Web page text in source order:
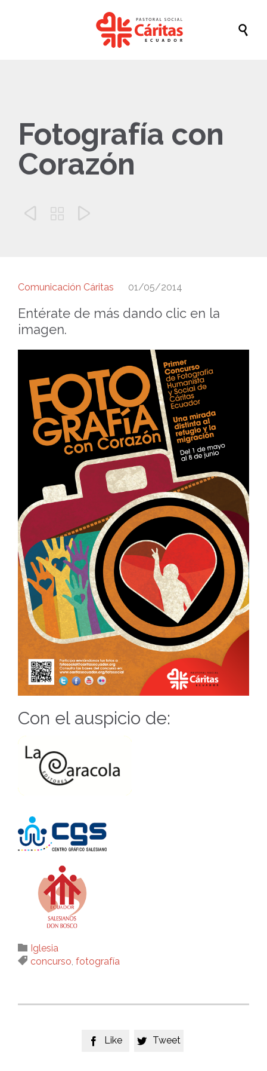

Fotografía con
Corazón
  
Comunicación Cáritas 01/05/2014
Entérate de más dando clic en la
imagen.
Con el auspicio de:
 Category
Iglesia
 Tags
concurso, fotografía
 Like  Tweet